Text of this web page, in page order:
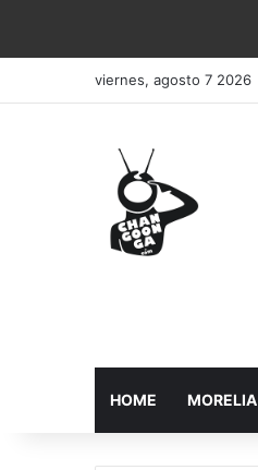
viernes, agosto 7 2026
HOME MORELIA